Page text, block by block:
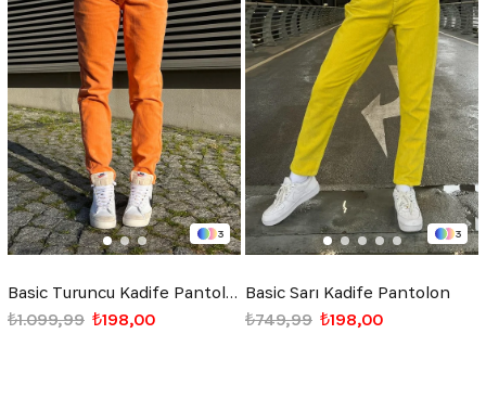
3
Basic Turuncu Kadife Pantolon
₺198,00
₺1.099,99
3
Basic Sarı Kadife Pantolon
₺198,00
₺749,99